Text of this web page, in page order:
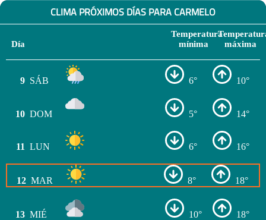
CLIMA PRÓXIMOS DÍAS PARA CARMELO
Día
Temperatura
mínima
máxima
9 SÁB 6° 10°
10 DOM 5° 14°
11 LUN 6° 16°
12 MAR 8° 18°
13 MIÉ 10° 18°